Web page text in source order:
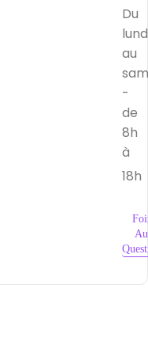
Du
au
-
de
8h
à
18h